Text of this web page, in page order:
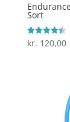
Sort
Vurderet
4.4
kr. 120,00